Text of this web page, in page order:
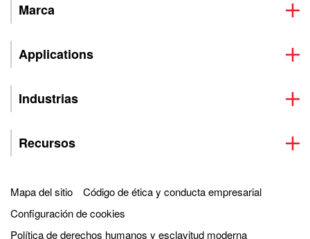
Marca
Applications
Industrias
Recursos
Mapa del sitio
Código de ética y conducta empresarial
Configuración de cookies
Política de derechos humanos y esclavitud moderna